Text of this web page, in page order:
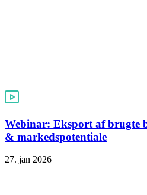
Webinar: Eksport af brugte
& markedspotentiale
27. jan 2026